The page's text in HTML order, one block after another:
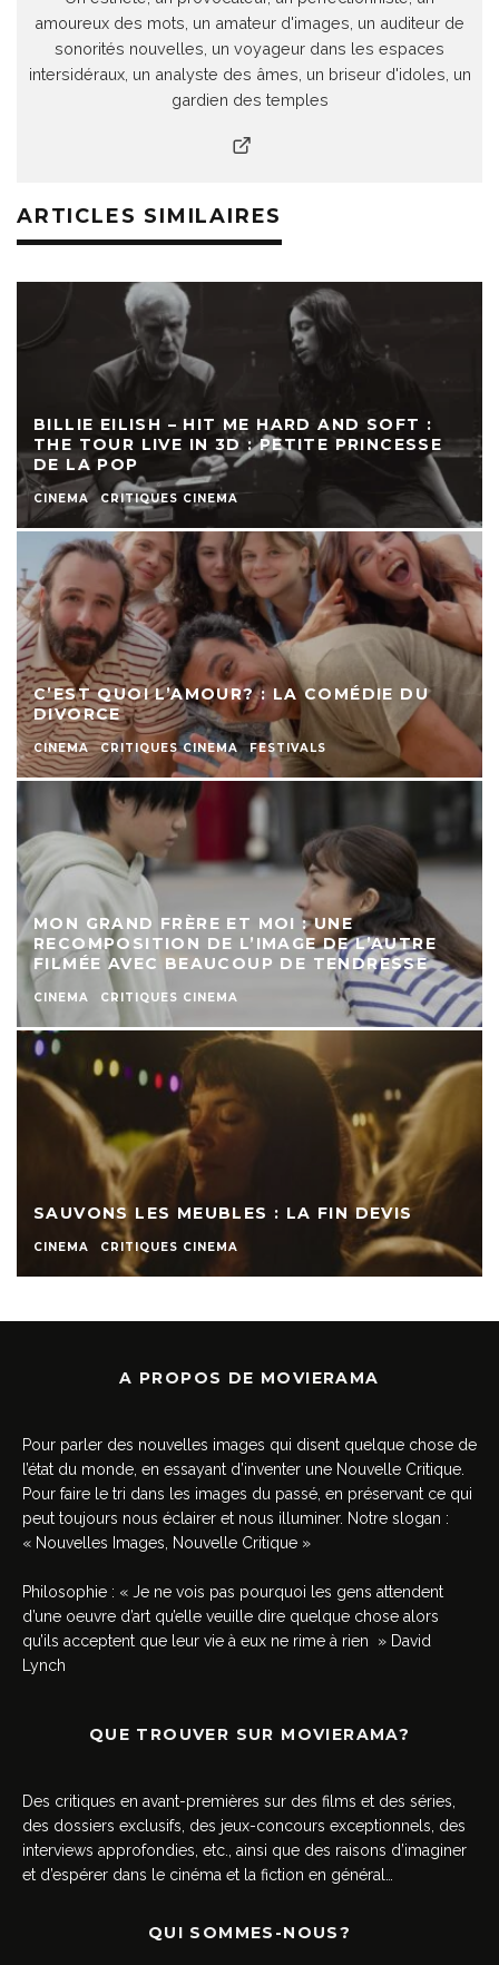
amoureux des mots, un amateur d'images, un auditeur de
sonorités nouvelles, un voyageur dans les espaces
intersidéraux, un analyste des âmes, un briseur d'idoles, un
gardien des temples
ARTICLES SIMILAIRES
BILLIE EILISH – HIT ME HARD AND SOFT :
THE TOUR LIVE IN 3D : PETITE PRINCESSE
DE LA POP
CINEMA CRITIQUES CINEMA
C’EST QUOI L’AMOUR? : LA COMÉDIE DU
DIVORCE
CINEMA CRITIQUES CINEMA FESTIVALS
MON GRAND FRÈRE ET MOI : UNE
RECOMPOSITION DE L’IMAGE DE L’AUTRE
FILMÉE AVEC BEAUCOUP DE TENDRESSE
CINEMA CRITIQUES CINEMA
SAUVONS LES MEUBLES : LA FIN DEVIS
CINEMA CRITIQUES CINEMA
A PROPOS DE MOVIERAMA
Pour parler des nouvelles images qui disent quelque chose de
l’état du monde, en essayant d’inventer une Nouvelle Critique.
Pour faire le tri dans les images du passé, en préservant ce qui
peut toujours nous éclairer et nous illuminer. Notre slogan :
« Nouvelles Images, Nouvelle Critique »
Philosophie : « Je ne vois pas pourquoi les gens attendent
d’une oeuvre d’art qu’elle veuille dire quelque chose alors
qu’ils acceptent que leur vie à eux ne rime à rien » David
Lynch
QUE TROUVER SUR MOVIERAMA?
Des critiques en avant-premières sur des films et des séries,
des dossiers exclusifs, des jeux-concours exceptionnels, des
interviews approfondies, etc., ainsi que des raisons d’imaginer
et d’espérer dans le cinéma et la fiction en général…
QUI SOMMES-NOUS?